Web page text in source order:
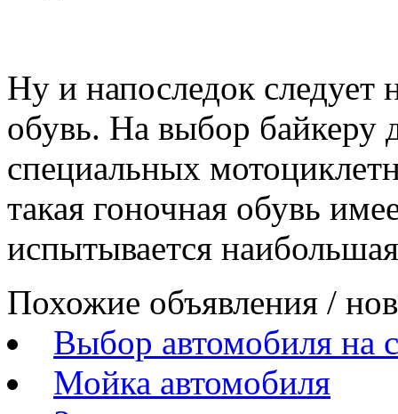
Ну и напоследок
обувь. На выбор байкеру
специальных
такая гоночная обувь
испытывается
Похожие объявления /
Выбор автомобиля на
Мойка автомобиля